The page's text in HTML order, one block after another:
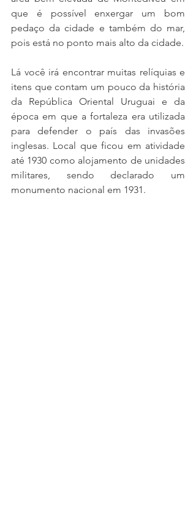
que é possível enxergar um bom
pedaço da cidade e também do mar,
pois está no ponto mais alto da cidade.
Lá você irá encontrar muitas relíquias e
itens que contam um pouco da história
da República Oriental Uruguai e da
época em que a fortaleza era utilizada
para defender o país das invasões
inglesas. Local que ficou em atividade
até 1930 como alojamento de unidades
militares, sendo declarado um
monumento nacional em 1931.